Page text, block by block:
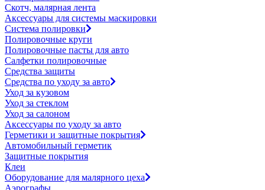
Скотч, малярная лента
Аксессуары для системы маскировки
Система полировки
Полировочные круги
Полировочные пасты для авто
Салфетки полировочные
Средства защиты
Средства по уходу за авто
Уход за кузовом
Уход за стеклом
Уход за салоном
Аксессуары по уходу за авто
Герметики и защитные покрытия
Автомобильный герметик
Защитные покрытия
Клеи
Оборудование для малярного цеха
Аэрографы